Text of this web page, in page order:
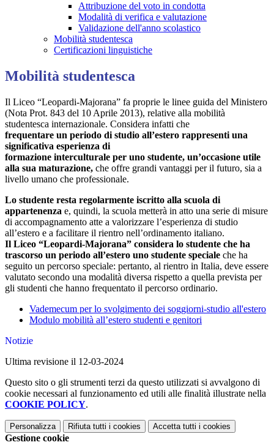
Attribuzione del voto in condotta
Modalità di verifica e valutazione
Validazione dell'anno scolastico
Mobilità studentesca
Certificazioni linguistiche
Mobilità studentesca
Il Liceo “Leopardi-Majorana” fa proprie le linee guida del Ministero
(Nota Prot. 843 del 10 Aprile 2013), relative alla mobilità
studentesca internazionale. Considera infatti che
frequentare un periodo di studio all’estero rappresenti una
significativa esperienza di
formazione interculturale per uno studente, un’occasione utile
alla sua maturazione, che offre grandi vantaggi per il futuro, sia a
livello umano che professionale.
Lo studente resta regolarmente iscritto alla scuola di
appartenenza e, quindi, la scuola metterà in atto una serie di misure
di accompagnamento atte a valorizzare l’esperienza di studio
all’estero e a facilitare il rientro nell’ordinamento italiano.
Il Liceo “Leopardi-Majorana” considera lo studente che ha
trascorso un periodo all’estero uno studente speciale che ha
seguito un percorso speciale: pertanto, al rientro in Italia, deve essere
valutato secondo una modalità diversa rispetto a quella prevista per
gli studenti che hanno frequentato il percorso ordinario.
Vademecum per lo svolgimento dei soggiorni-studio all'estero
Modulo mobilità all’estero studenti e genitori
Notizie
Ultima revisione il 12-03-2024
Questo sito o gli strumenti terzi da questo utilizzati si avvalgono di
cookie necessari al funzionamento ed utili alle finalità illustrate nella
COOKIE POLICY.
Personalizza Rifiuta tutti i cookies Accetta tutti i cookies
Gestione cookie